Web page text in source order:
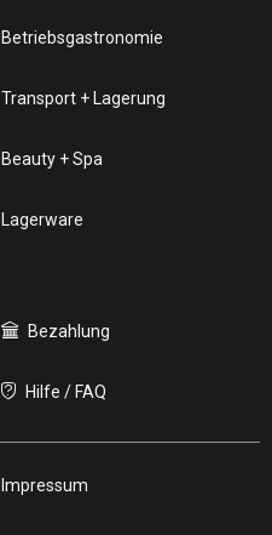
Betriebsgastronomie
Transport + Lagerung
Beauty + Spa
Lagerware
Bezahlung
Hilfe / FAQ
Impressum